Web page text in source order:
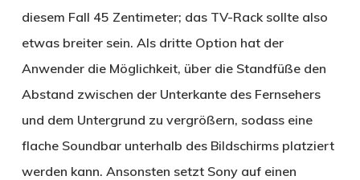
diesem Fall 45 Zentimeter; das TV-Rack sollte also
etwas breiter sein. Als dritte Option hat der
Anwender die Möglichkeit, über die Standfüße den
Abstand zwischen der Unterkante des Fernsehers
und dem Untergrund zu vergrößern, sodass eine
flache Soundbar unterhalb des Bildschirms platziert
werden kann. Ansonsten setzt Sony auf einen